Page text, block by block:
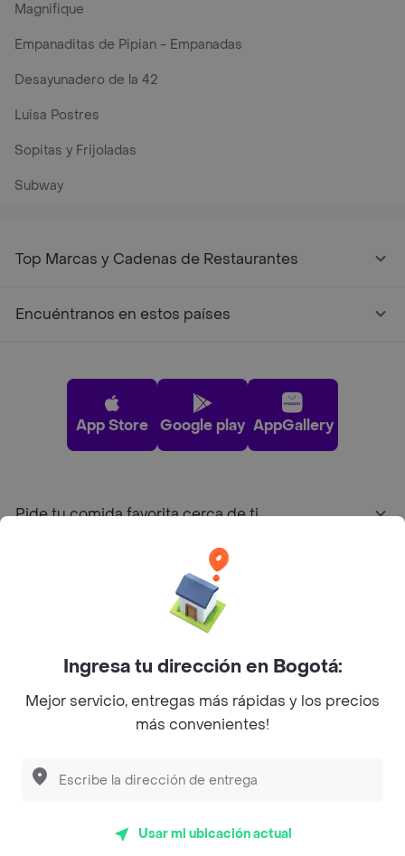
Magnifique
Empanaditas de Pipian - Empanadas
Desayunadero de la 42
Luisa Postres
Sopitas y Frijoladas
Subway
Top Marcas y Cadenas de Restaurantes
Encuéntranos en estos países
App Store Google play AppGallery
Pide tu comida favorita cerca de ti
Sobre Rappi
Facebook
Twitter
Instagram
©2026Rappi Inc. All rights reserved.
Ingresa tu dirección en Bogotá:
Mejor servicio, entregas más rápidas y los precios
más convenientes!
Usar mi ubicación actual